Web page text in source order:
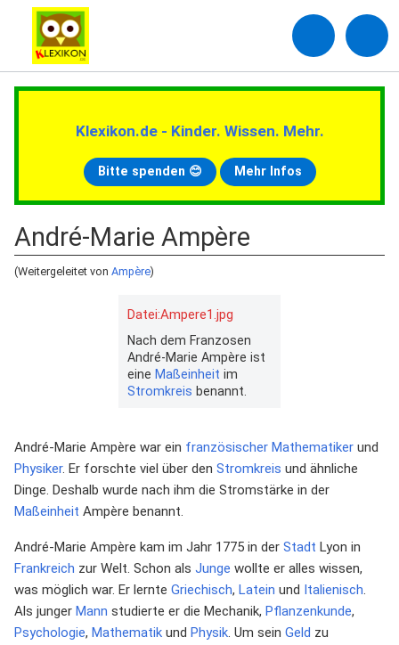
Klexikon.de - Kinder. Wissen. Mehr.
Bitte spenden 😊 Mehr Infos
André-Marie Ampère
(Weitergeleitet von Ampère)
Datei:Ampere1.jpg
Nach dem Franzosen
André-Marie Ampère ist
eine Maßeinheit im
Stromkreis benannt.
André-Marie Ampère war ein französischer Mathematiker und
Physiker. Er forschte viel über den Stromkreis und ähnliche
Dinge. Deshalb wurde nach ihm die Stromstärke in der
Maßeinheit Ampère benannt.
André-Marie Ampère kam im Jahr 1775 in der Stadt Lyon in
Frankreich zur Welt. Schon als Junge wollte er alles wissen,
was möglich war. Er lernte Griechisch, Latein und Italienisch.
Als junger Mann studierte er die Mechanik, Pflanzenkunde,
Psychologie, Mathematik und Physik. Um sein Geld zu